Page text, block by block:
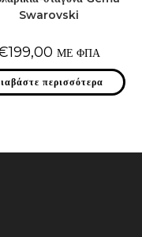
Swarovski
199,00 ΜΕ ΦΠΑ
περισσότερα